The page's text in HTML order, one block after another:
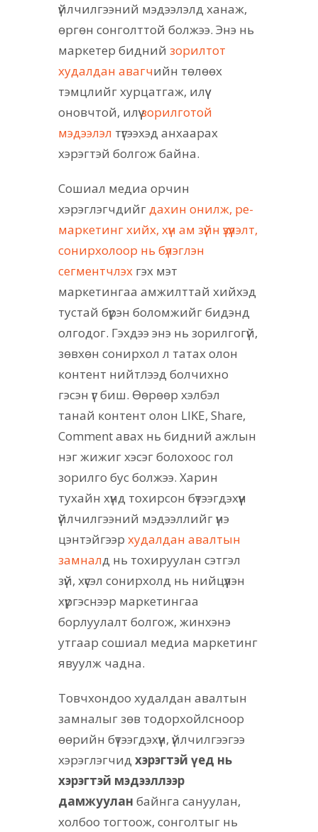
үйлчилгээний мэдээлэлд ханаж,
өргөн сонголттой болжээ. Энэ нь
маркетер биднийзорилтот
худалдан авагчийн төлөөх
тэмцлийг хурцатгаж, илүү
оновчтой, илүүзорилготой
мэдээлэл түгээхэд анхаарах
хэрэгтэй болгож байна.
Сошиал медиа орчин
хэрэглэгчдийгдахин онилж, ре-
маркетинг хийх, хүн ам зүйн үзүүлэлт,
сонирхолоор нь бүлэглэн
сегментчлэх гэх мэт
маркетингаа амжилттай хийхэд
тустай бүрэн боломжийг бидэнд
олгодог. Гэхдээ энэ нь зорилгогүй,
зөвхөн сонирхол л татах олон
контент нийтлээд болчихно
гэсэн үг биш. Өөрөөр хэлбэл
танай контент олон LIKE, Share,
Comment авах нь бидний ажлын
нэг жижиг хэсэг болохоос гол
зорилго бус болжээ. Харин
тухайн хүнд тохирсон бүтээгдэхүүн
үйлчилгээний мэдээллийг үнэ
цэнтэйгээрхудалдан авалтын
замналд нь тохируулан сэтгэл
зүй, хүсэл сонирхолд нь нийцүүлэн
хүргэснээр маркетингаа
борлуулалт болгож, жинхэнэ
утгаар сошиал медиа маркетинг
явуулж чадна.
Товчхондоо худалдан авалтын
замналыг зөв тодорхойлсноор
өөрийн бүтээгдэхүүн, үйлчилгээгээ
хэрэглэгчид хэрэгтэй үед нь
хэрэгтэй мэдээллээр
дамжуулан байнга сануулан,
холбоо тогтоож, сонголтыг нь